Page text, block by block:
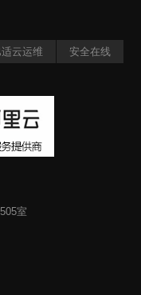
适云运维
安全在线
室